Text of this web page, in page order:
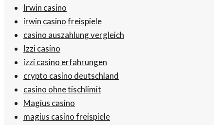
Irwin casino
irwin casino freispiele
casino auszahlung vergleich
Izzi casino
izzi casino erfahrungen
crypto casino deutschland
casino ohne tischlimit
Magius casino
magius casino freispiele